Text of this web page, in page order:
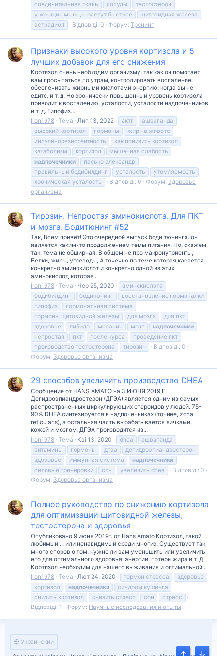
соединительная ткань
сосуды
тестостерон
у женщин мышцы растут быстрее
щитовидная железа
эстрадиол
Відповіді: 0 Форум: Тренинг
Признаки высокого уровня кортизола и 5
лучших добавок для его снижения
Кортизол очень необходим организму, так как он помогает
вам просыпаться по утрам, контролировать воспаление,
обеспечивать жирными кислотами энергию, когда вы не
едите, и т. д. Но хронически повышенный уровень кортизола
приводит к воспалению, усталости, усталости надпочечников
и т. д. Гипофиз...
Iron1978 Тема Лип 13, 2022 актг
ашваганда
высокий кортизол
гормоны
жир на животе
инсулинорезистентность
как понизить кортизол
катаболизм
кортизол
мышечная слабость
надпочечники
пасько александр
правильный бодибилдинг
усталость
утомляемость
хроническая усталость
Відповіді: 0 Форум: Здоровье
организма
Тирозин. Непростая аминокислота. Для ПКТ
и мозга. Бодитюнинг #52
Так, Всем привет! Это очередной выпуск боди тюнинга. он
является каким-то продолжением темы питания, Но, скажем
так, тема не обширная. В общем не про макронутриенты,
Белки, жиры, углеводы, А точечно по теме которая касается
конкретно аминокислот и конкретно одной из этих
аминокислот, которая...
Iron1978 Тема Чер 25, 2020
аминокислота
бодибилдинг
бодитюнинг
восстановление гормоналки
гипофиз
гормональная система
гормоны щитовидной железы
для мозга
для пкт
здоровье
либидо меланин мозг
надпочечники
непростая
пкт после курса
проведение пкт
производство тестостерона
тирозин
Відповіді: 0
Форум: Здоровье организма
29 способов увеличить производство DHEA
Сообщение от HANS AMATO на 3 ИЮНЯ 2019 Г.
Дегидроэпиандростерон (ДГЭА) является одним из самых
распространенных циркулирующих стероидов у людей. 75–
90% DHEA синтезируется в надпочечниках (точнее, zona
reticularis), а остальная часть вырабатывается яичками,
кожей и мозгом. ДГЭА производится из...
Iron1978 Тема Кві 13, 2020 dhea
ашваганда
витамины
гормоны дгэа
дегидроэпиандростерон
здоровье
иммунная система
надпочечники
силовые тренировки
сон увеличить dhea
Відповіді: 0
Форум: Здоровье организма
Полное руководство по снижению кортизола
для оптимизации щитовидной железы,
тестостерона и здоровья
Опубликовано 9 июня 2019г. от Hans Amato Кортизол, такой
любимый ... или ненавидимый среди многих. Существует так
много споров о том, нужно ли вам уменьшить или увеличить
его для оптимального здоровья, энергии, потери жира и т. Д.
Кортизол необходим для нашего выживания и оптимальной...
Iron1978 Тема Лют 24, 2020 гормон стресса
здоровье
кортизол
надпочечники
синдром кушинга
снизить кортизол
снизить стресс сон
стресс
Відповіді: 1
Форум: Научные исследования и опыты
Украинский